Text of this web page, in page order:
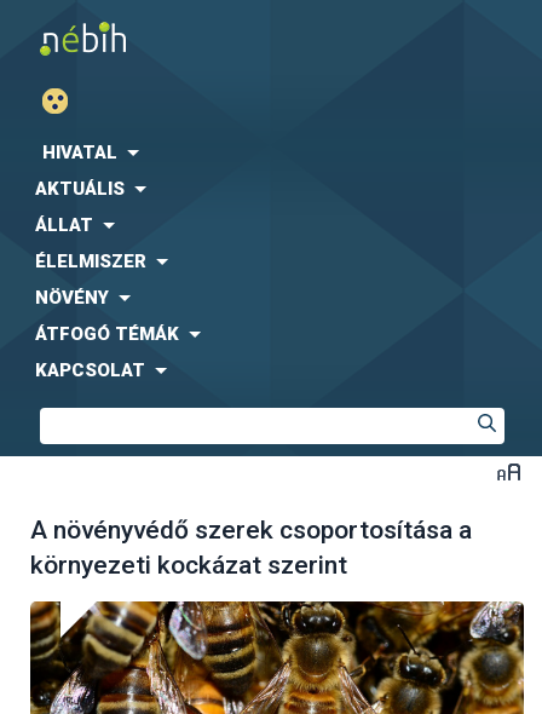
HIVATAL
AKTUÁLIS
ÁLLAT
ÉLELMISZER
NÖVÉNY
ÁTFOGÓ TÉMÁK
KAPCSOLAT
A növényvédő szerek csoportosítása a
környezeti kockázat szerint